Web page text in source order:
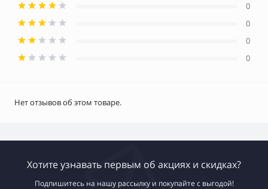
0
0
0
0
Нет отзывов об этом товаре.
Хотите узнавать первым об акциях и скидках?
Подпишитесь на нашу рассылку и покупайте с выгодой!